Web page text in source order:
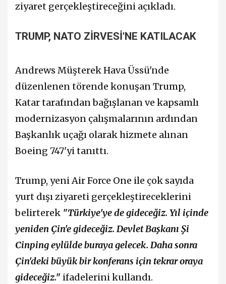
ziyaret gerçekleştireceğini açıkladı.
TRUMP, NATO ZİRVESİ'NE KATILACAK
Andrews Müşterek Hava Üssü'nde
düzenlenen törende konuşan Trump,
Katar tarafından bağışlanan ve kapsamlı
modernizasyon çalışmalarının ardından
Başkanlık uçağı olarak hizmete alınan
Boeing 747'yi tanıttı.
Trump, yeni Air Force One ile çok sayıda
yurt dışı ziyareti gerçekleştireceklerini
belirterek "Türkiye'ye de gideceğiz. Yıl içinde
yeniden Çin'e gideceğiz. Devlet Başkanı Şi
Cinping eylülde buraya gelecek. Daha sonra
Çin'deki büyük bir konferans için tekrar oraya
gideceğiz." ifadelerini kullandı.